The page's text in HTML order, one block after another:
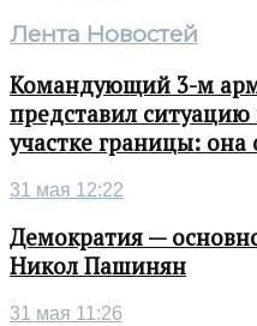
Лента Новостей
Командующий 3-м
представил
участке границы: она
31 мая 12:22
Демократия —
Никол Пашинян
31 мая 11:26